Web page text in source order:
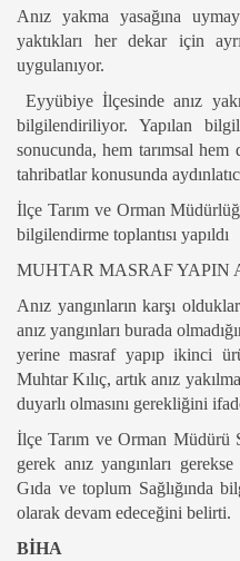
Anız yakma yasağına
yaktıkları her dekar için
uygulanıyor.
Eyyübiye İlçesinde anız
bilgilendiriliyor. Yapılan
sonucunda, hem tarımsal
tahribatlar konusunda
İlçe Tarım ve Orman
bilgilendirme toplantısı yapıldı
MUHTAR MASRAF
Anız yangınların karşı
anız yangınları burada
yerine masraf yapıp ikinci
Muhtar Kılıç, artık anız
duyarlı olmasını gerekliğini
İlçe Tarım ve Orman Müdürü
gerek anız yangınları
Gıda ve toplum Sağlığında
olarak devam edeceğini belirti.
BİHA